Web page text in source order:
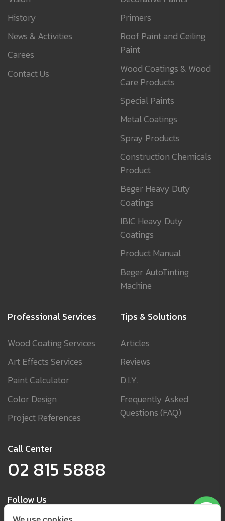
History
News & Activities
Carees
Contact Us
Primers
Roof Paint and Ceiling
Paint
Wood Coatings & Wood
Care Products
Special Paints
Metal Coatings
Spray Products
Construction Chemicals
Product
Beger Heavy Duty
Coatings
IBIC Heavy Duty
Coatings
Product Manual
Beger AutoTinting
Machine
Professional Services
Wood Coating Services
Art Effects Services
Paint Calculator
Color Design
Project References
Tips & Solutions
Articles
Reviews
D.I.Y.
Frequently Asked
Questions (FAQ)
Call Center
02 815 5888
Follow Us